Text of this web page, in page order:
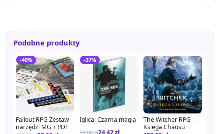
Podobne produkty
-40%
Fallout RPG Zestaw
narzędzi MG + PDF
-37%
Iglica: Czarna magia
39.00zł
The Witcher RPG –
Księga Chaosu